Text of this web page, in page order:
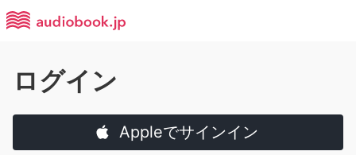
ログイン
Appleでサインイン